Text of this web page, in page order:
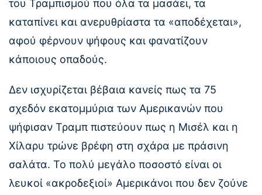
του Τραμπισμού που όλα τα μασάει, τα
καταπίνει και ανερυθρίαστα τα «αποδέχεται»,
αφού φέρνουν ψήφους και φανατίζουν
κάποιους οπαδούς.
Δεν ισχυρίζεται βέβαια κανείς πως τα 75
σχεδόν εκατομμύρια των Αμερικανών που
ψήφισαν Τραμπ πιστεύουν πως η Μισέλ και η
Χίλαρυ τρώνε βρέφη στη σχάρα με πράσινη
σαλάτα. Το πολύ μεγάλο ποσοστό είναι οι
λευκοί «ακροδεξιοί» Αμερικάνοι που δεν ζούνε